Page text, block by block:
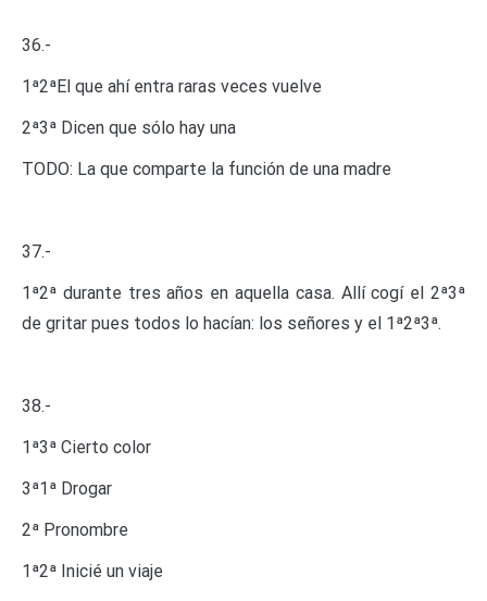
36.-
1ª2ªEl que ahí entra raras veces vuelve
2ª3ª Dicen que sólo hay una
TODO: La que comparte la función de una madre
37.-
1ª2ª durante tres años en aquella casa. Allí cogí el 2ª3ª
de gritar pues todos lo hacían: los señores y el 1ª2ª3ª.
38.-
1ª3ª Cierto color
3ª1ª Drogar
2ª Pronombre
1ª2ª Inicié un viaje